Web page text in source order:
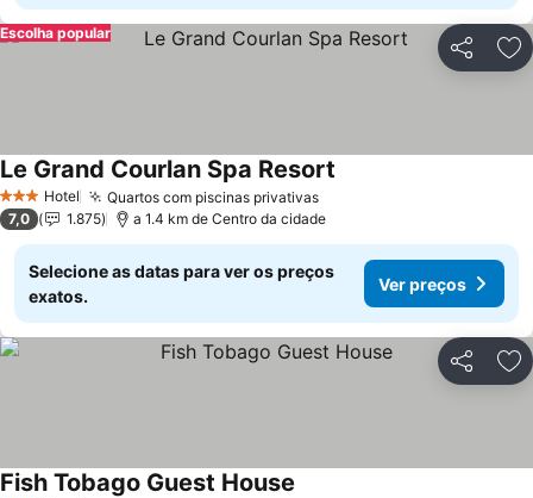
Partilhar
Escolha popular
3 EstrelasHotel Quartos com piscinas privativas
Le Grand Courlan Spa Resort
7,0 1.875 a 1.4 km de Centro da cidade
Selecione as datas para ver os preços
exatos.
Ver preços
Partilhar
Fish Tobago Guest House